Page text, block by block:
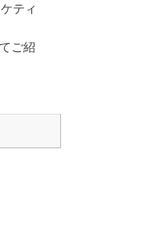
ティ
ご紹